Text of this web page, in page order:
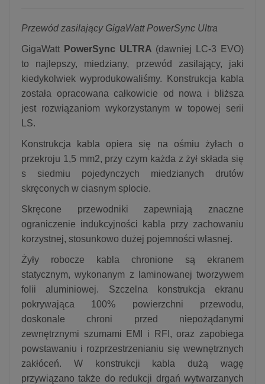
Przewód zasilający GigaWatt PowerSync Ultra
GigaWatt PowerSync ULTRA (dawniej LC-3 EVO)
to najlepszy, miedziany, przewód zasilający, jaki
kiedykolwiek wyprodukowaliśmy. Konstrukcja kabla
została opracowana całkowicie od nowa i bliższa
jest rozwiązaniom wykorzystanym w topowej serii
LS.
Konstrukcja kabla opiera się na ośmiu żyłach o
przekroju 1,5 mm2, przy czym każda z żył składa się
s siedmiu pojedynczych miedzianych drutów
skręconych w ciasnym splocie.
Skręcone przewodniki zapewniają znaczne
ograniczenie indukcyjności kabla przy zachowaniu
korzystnej, stosunkowo dużej pojemności własnej.
Żyły robocze kabla chronione są ekranem
statycznym, wykonanym z laminowanej tworzywem
folii aluminiowej. Szczelna konstrukcja ekranu
pokrywająca 100% powierzchni przewodu,
doskonale chroni przed niepożądanymi
zewnętrznymi szumami EMI i RFI, oraz zapobiega
powstawaniu i rozprzestrzenianiu się wewnętrznych
zakłóceń. W konstrukcji kabla dużą wagę
przywiązano także do redukcji drgań wytwarzanych